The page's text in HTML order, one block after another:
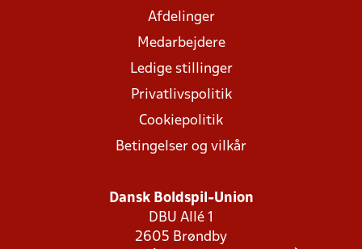
Afdelinger
Medarbejdere
Ledige stillinger
Privatlivspolitik
Cookiepolitik
Betingelser og vilkår
Dansk Boldspil-Union
DBU Allé 1
2605 Brøndby